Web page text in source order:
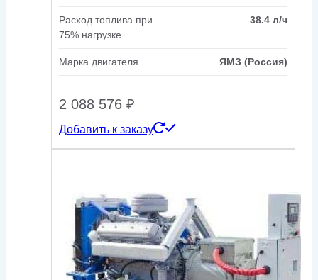
Расход топлива при
75% нагрузке
38.4 л/ч
Марка двигателя ЯМЗ (Россия)
2 088 576 ₽
Добавить к заказу